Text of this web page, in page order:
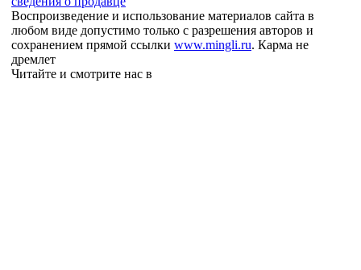
Воспроизведение и использование материалов сайта в
любом виде допустимо только с разрешения авторов и
сохранением прямой ссылки www.mingli.ru. Карма не
дремлет
Читайте и смотрите нас в